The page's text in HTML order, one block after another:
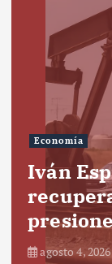
Economía
Iván
agosto 4, 2026